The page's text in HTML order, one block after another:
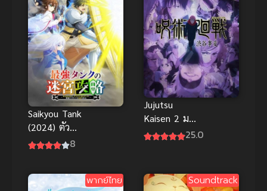
Saikyou Tank
(2024) ตัว
แทงก์สุดแกร่ง
8
Jujutsu
Kaisen 2 มหา
เวทย์ผนึกมาร25.0
พากย์ไทย Soundtrack